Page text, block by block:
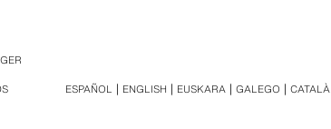
ESPAÑOL ENGLISH EUSKARA GALEGO CATALÀ